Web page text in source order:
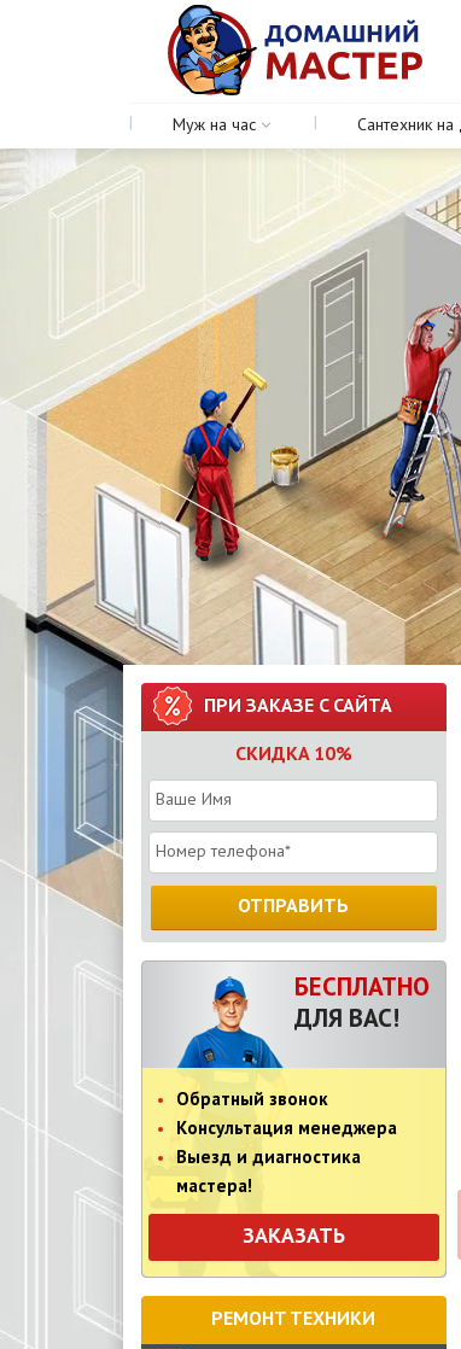
Муж на час Сантехник
ПРИ ЗАКАЗЕ С САЙТА
СКИДКА 10%
ОТПРАВИТЬ
БЕСПЛАТНО
ДЛЯ ВАС!
Обратный звонок
Консультация менеджера
Выезд и диагностика
мастера!
ЗАКАЗАТЬ
РЕМОНТ ТЕХНИКИ